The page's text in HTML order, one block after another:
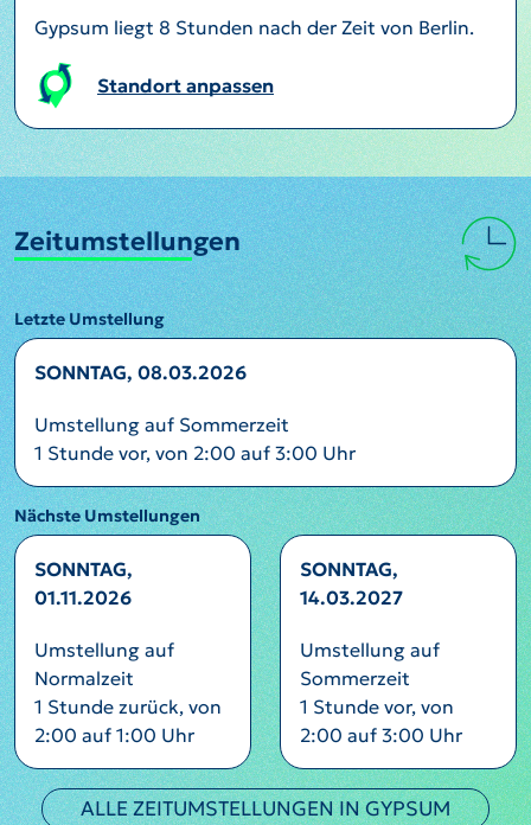
Gypsum liegt 8 Stunden nach der Zeit von Berlin.
Standort anpassen
Zeitumstellungen
Letzte Umstellung
SONNTAG, 08.03.2026
Umstellung auf Sommerzeit
1 Stunde vor, von 2:00 auf 3:00 Uhr
Nächste Umstellungen
SONNTAG,
01.11.2026
Umstellung auf
Normalzeit
1 Stunde zurück, von
2:00 auf 1:00 Uhr
SONNTAG,
14.03.2027
Umstellung auf
Sommerzeit
1 Stunde vor, von
2:00 auf 3:00 Uhr
ALLE ZEITUMSTELLUNGEN IN GYPSUM